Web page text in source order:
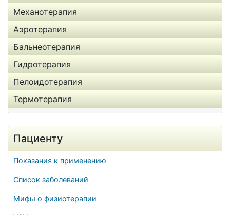
Механотерапия
Аэротерапия
Бальнеотерапия
Гидротерапия
Пелоидотерапия
Термотерапия
Пациенту
Показания к применению
Список заболеваний
Мифы о физиотерапии